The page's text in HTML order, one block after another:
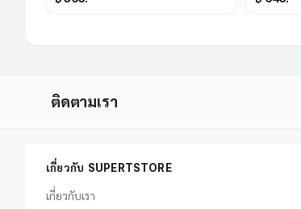
ติดตามเรา
เกี่ยวกับ SUPERTSTORE
เกี่ยวกับเรา